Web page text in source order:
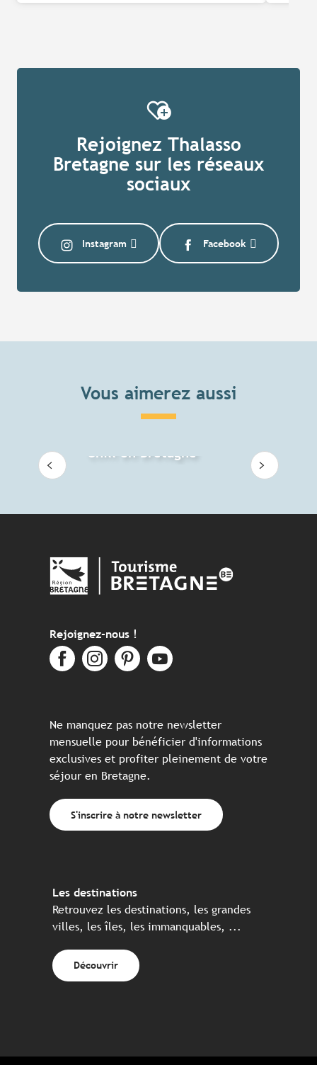
Rejoignez Thalasso
Bretagne sur les réseaux
sociaux
Instagram Facebook
Vous aimerez aussi
Chill en Bretagne
Rejoignez-nous !
Ne manquez pas notre newsletter
mensuelle pour bénéficier d'informations
exclusives et profiter pleinement de votre
séjour en Bretagne.
S'inscrire à notre newsletter
Les destinations
Retrouvez les destinations, les grandes
villes, les îles, les immanquables, ...
Découvrir